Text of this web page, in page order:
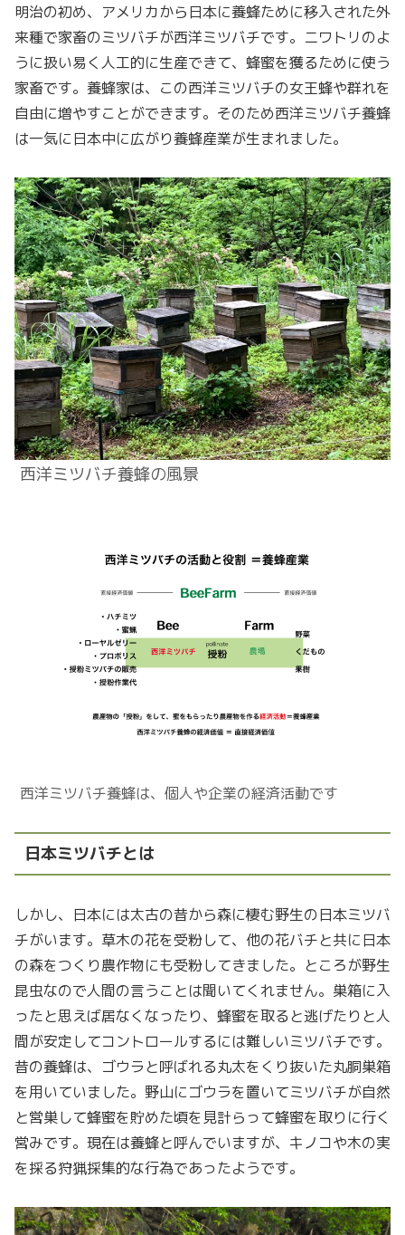
明治の初め、アメリカから日本に養蜂ために移入された外
来種で家畜のミツバチが西洋ミツバチです。ニワトリのよ
うに扱い易く人工的に生産できて、蜂蜜を獲るために使う
家畜です。養蜂家は、この西洋ミツバチの女王蜂や群れを
自由に増やすことができます。そのため西洋ミツバチ養蜂
は一気に日本中に広がり養蜂産業が生まれました。
西洋ミツバチ養蜂の風景
西洋ミツバチ養蜂は、個人や企業の経済活動です
日本ミツバチとは
しかし、日本には太古の昔から森に棲む野生の日本ミツバ
チがいます。草木の花を受粉して、他の花バチと共に日本
の森をつくり農作物にも受粉してきました。ところが野生
昆虫なので人間の言うことは聞いてくれません。巣箱に入
ったと思えば居なくなったり、蜂蜜を取ると逃げたりと人
間が安定してコントロールするには難しいミツバチです。
昔の養蜂は、ゴウラと呼ばれる丸太をくり抜いた丸胴巣箱
を用いていました。野山にゴウラを置いてミツバチが自然
と営巣して蜂蜜を貯めた頃を見計らって蜂蜜を取りに行く
営みです。現在は養蜂と呼んでいますが、キノコや木の実
を採る狩猟採集的な行為であったようです。